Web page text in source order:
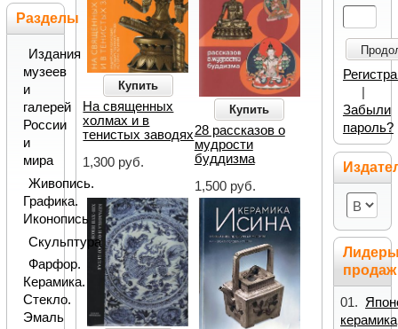
Купить
На священных
холмах и в
тенистых заводях
1,300 руб.
Купить
28 рассказов о
мудрости
буддизма
1,500 руб.
Разделы
Издания
музеев
и
галерей
России
и
мира
Живопись.
Графика.
Иконопись
Скульптура
Фарфор.
Керамика.
Стекло.
Эмаль
|
Забыли
пароль?
продаж
01.
керамика